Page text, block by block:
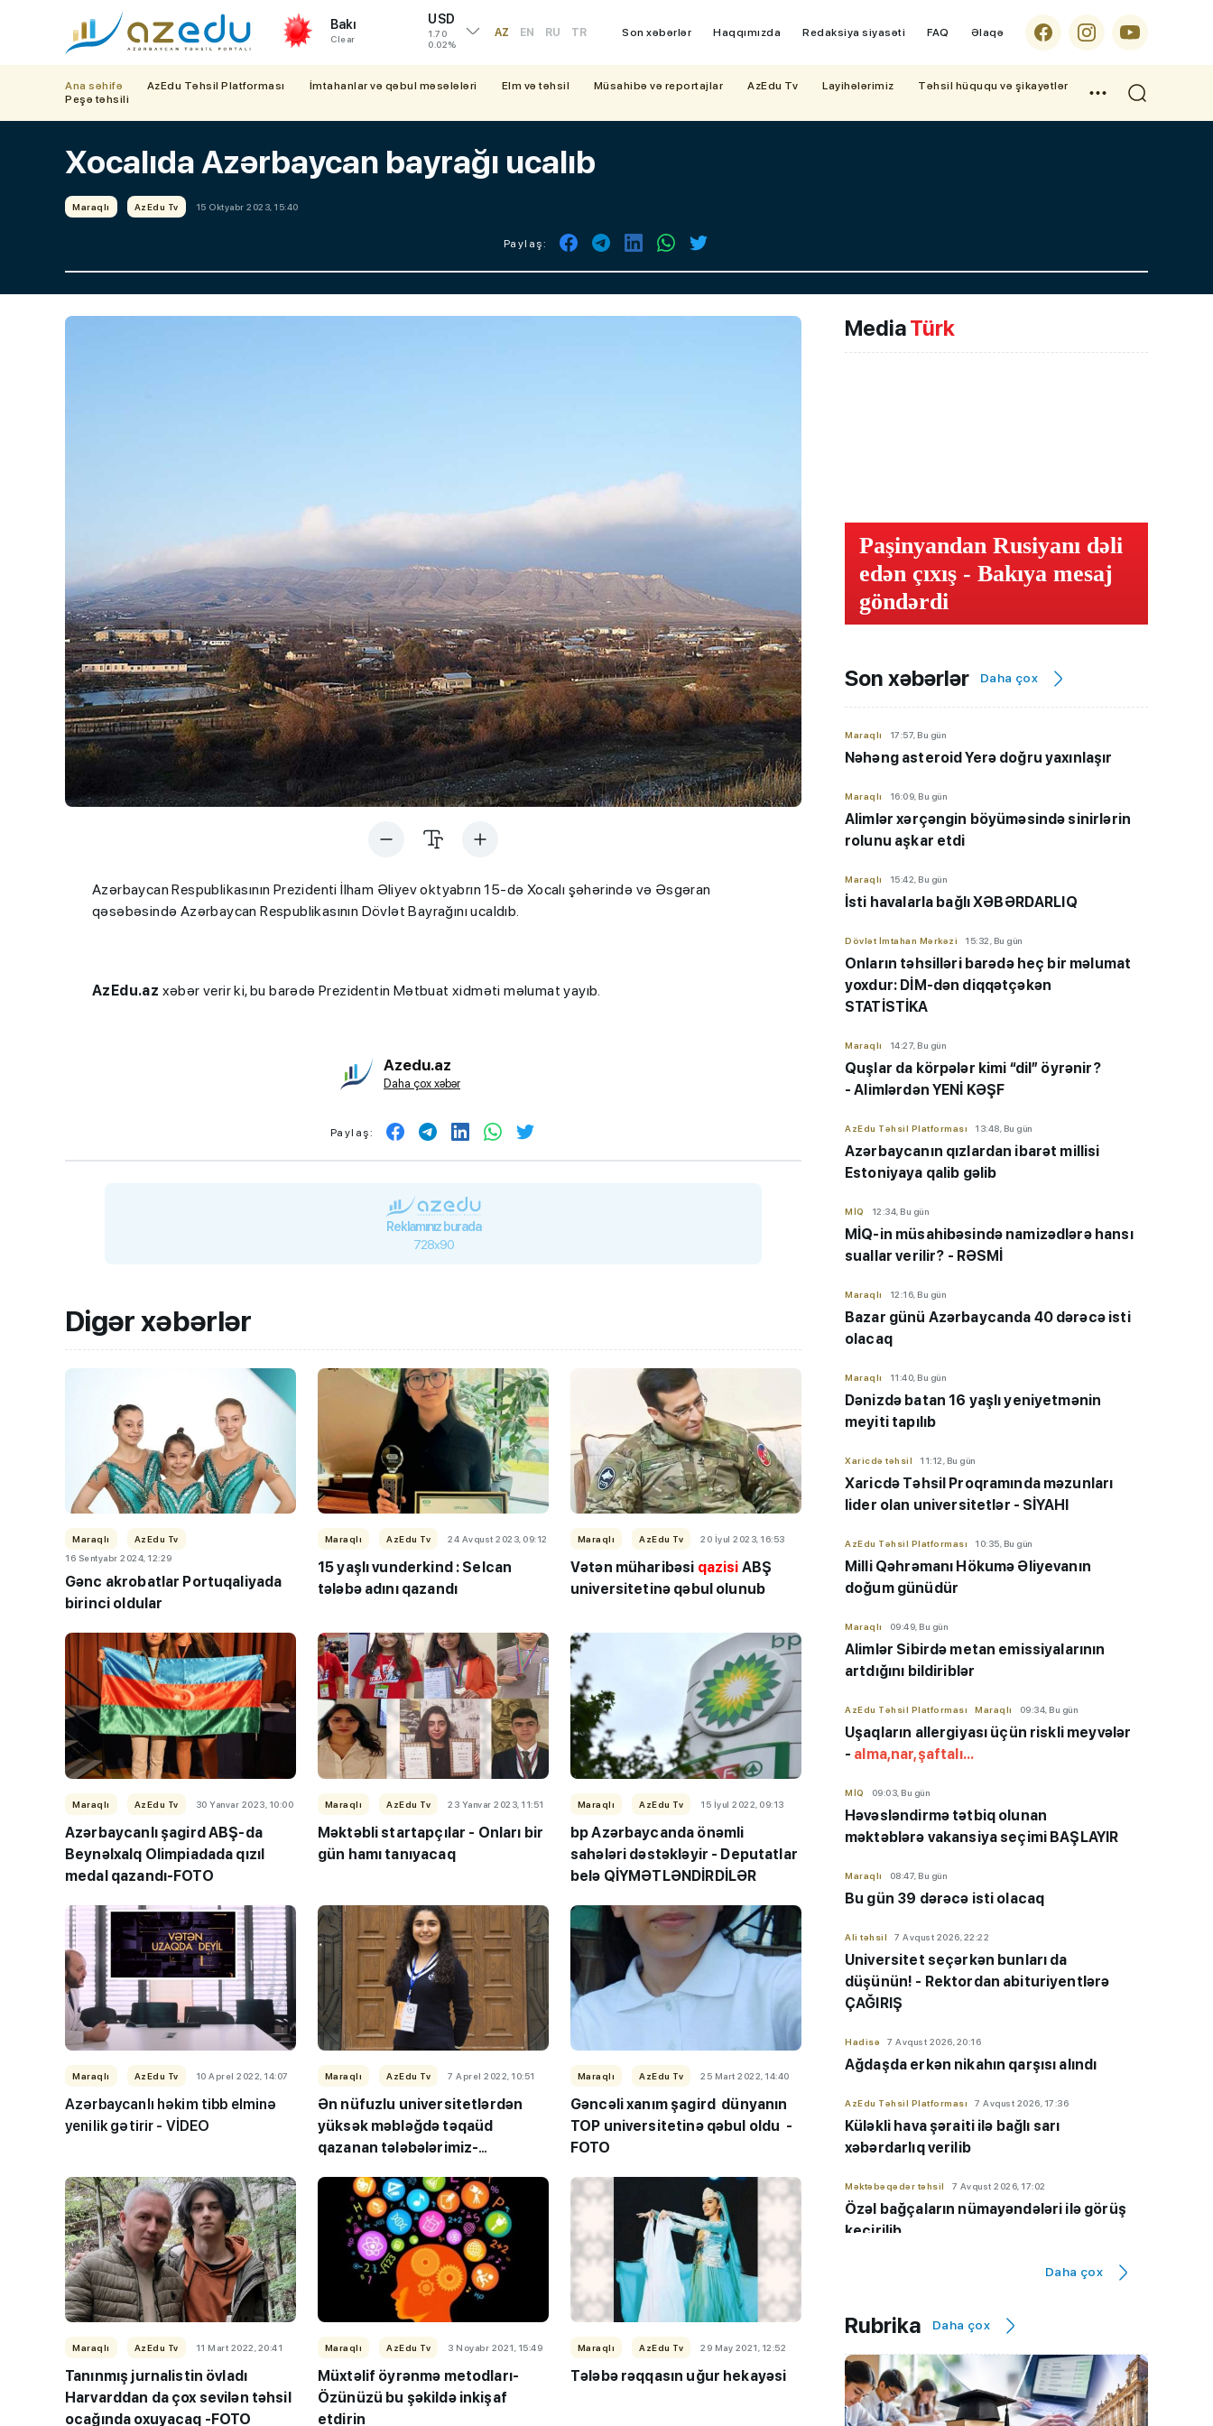
Bakı
Clear
USD
1.70
0.02%
AZ EN RU TR Son xəbərlər Haqqımızda Redaksiya siyasəti FAQ Əlaqə
Ana səhifə AzEdu Təhsil Platforması İmtahanlar və qəbul məsələləri Elm və təhsil Müsahibə və reportajlar AzEdu Tv Layihələrimiz
Təhsil hüququ və şikayətlər
Peşə təhsili
Xocalıda Azərbaycan bayrağı ucalıb
Maraqlı AzEdu Tv 15 Oktyabr 2023, 15:40
Paylaş:
Azərbaycan Respublikasının Prezidenti İlham Əliyev oktyabrın 15-də Xocalı şəhərində və Əsgəran
qəsəbəsində Azərbaycan Respublikasının Dövlət Bayrağını ucaldıb.
AzEdu.az xəbər verir ki, bu barədə Prezidentin Mətbuat xidməti məlumat yayıb.
Azedu.az
Daha çox xəbər
Paylaş:
Reklamınız burada
728x90
Digər xəbərlər
Maraqlı
AzEdu Tv
16 Sentyabr 2024, 12:29
Gənc akrobatlar Portuqaliyada
birinci oldular
Maraqlı AzEdu Tv 24 Avqust 2023, 09:12
15 yaşlı vunderkind : Selcan
tələbə adını qazandı
Maraqlı AzEdu Tv 20 İyul 2023, 16:53
Vətən müharibəsi qazisi ABŞ
universitetinə qəbul olunub
Maraqlı AzEdu Tv 30 Yanvar 2023, 10:00
Azərbaycanlı şagird ABŞ-da
Beynəlxalq Olimpiadada qızıl
medal qazandı-FOTO
Maraqlı AzEdu Tv 23 Yanvar 2023, 11:51
Məktəbli startapçılar - Onları bir
gün hamı tanıyacaq
Maraqlı AzEdu Tv 15 İyul 2022, 09:13
bp Azərbaycanda önəmli
sahələri dəstəkləyir - Deputatlar
belə QİYMƏTLƏNDİRDİLƏR
Maraqlı AzEdu Tv 10 Aprel 2022, 14:07
Azərbaycanlı həkim tibb elminə
yenilik gətirir - VİDEO
Maraqlı AzEdu Tv 7 Aprel 2022, 10:51
Ən nüfuzlu universitetlərdən
yüksək məbləğdə təqaüd
qazanan tələbələrimiz-
Maraqlı AzEdu Tv 25 Mart 2022, 14:40
Gəncəli xanım şagird dünyanın
TOP universitetinə qəbul oldu -
FOTO
Maraqlı AzEdu Tv 11 Mart 2022, 20:41
Tanınmış jurnalistin övladı
Harvarddan da çox sevilən təhsil
ocağında oxuyacaq -FOTO
Maraqlı AzEdu Tv 3 Noyabr 2021, 15:49
Müxtəlif öyrənmə metodları-
Özünüzü bu şəkildə inkişaf
etdirin
Maraqlı AzEdu Tv 29 May 2021, 12:52
Tələbə rəqqasın uğur hekayəsi
MediaTürk
Paşinyandan Rusiyanı dəli
edən çıxış - Bakıya mesaj
göndərdi
Son xəbərlər Daha çox
Maraqlı 17:57, Bu gün
Nəhəng asteroid Yerə doğru yaxınlaşır
Maraqlı 16:09, Bu gün
Alimlər xərçəngin böyüməsində sinirlərin
rolunu aşkar etdi
Maraqlı 15:42, Bu gün
İsti havalarla bağlı XƏBƏRDARLIQ
Dövlət İmtahan Mərkəzi 15:32, Bu gün
Onların təhsilləri barədə heç bir məlumat
yoxdur: DİM-dən diqqətçəkən
STATİSTİKA
Maraqlı 14:27, Bu gün
Quşlar da körpələr kimi “dil” öyrənir?
- Alimlərdən YENİ KƏŞF
AzEdu Təhsil Platforması 13:48, Bu gün
Azərbaycanın qızlardan ibarət millisi
Estoniyaya qalib gəlib
MİQ 12:34, Bu gün
MİQ-in müsahibəsində namizədlərə hansı
suallar verilir? - RƏSMİ
Maraqlı 12:16, Bu gün
Bazar günü Azərbaycanda 40 dərəcə isti
olacaq
Maraqlı 11:40, Bu gün
Dənizdə batan 16 yaşlı yeniyetmənin
meyiti tapılıb
Xaricdə təhsil 11:12, Bu gün
Xaricdə Təhsil Proqramında məzunları
lider olan universitetlər - SİYAHI
AzEdu Təhsil Platforması 10:35, Bu gün
Milli Qəhrəmanı Hökumə Əliyevanın
doğum günüdür
Maraqlı 09:49, Bu gün
Alimlər Sibirdə metan emissiyalarının
artdığını bildiriblər
AzEdu Təhsil Platforması Maraqlı 09:34, Bu gün
Uşaqların allergiyası üçün riskli meyvələr
- alma,nar,şaftalı...
MİQ 09:03, Bu gün
Həvəsləndirmə tətbiq olunan
məktəblərə vakansiya seçimi BAŞLAYIR
Maraqlı 08:47, Bu gün
Bu gün 39 dərəcə isti olacaq
Ali təhsil 7 Avqust 2026, 22:22
Universitet seçərkən bunları da
düşünün! - Rektordan abituriyentlərə
ÇAĞIRIŞ
Hadisə 7 Avqust 2026, 20:16
Ağdaşda erkən nikahın qarşısı alındı
AzEdu Təhsil Platforması 7 Avqust 2026, 17:36
Küləkli hava şəraiti ilə bağlı sarı
xəbərdarlıq verilib
Məktəbəqədər təhsil 7 Avqust 2026, 17:02
Özəl bağçaların nümayəndələri ilə görüş
keçirilib
göstərən məktəblər - 9-cu sinif üzrə
SİYAHI
Ali təhsil 7 Avqust 2026, 16:17
BMU-İNHA ikili diplom proqramı üzrə
qəbul planı 100 faiz doldu
Daha çox
Rubrika Daha çox